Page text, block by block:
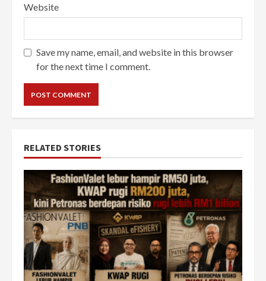
Website
Save my name, email, and website in this browser
for the next time I comment.
RELATED STORIES